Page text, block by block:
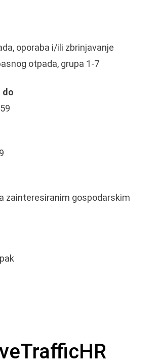
oporaba i/ili zbrinjavanje
otpada, grupa 1-7
do
zainteresiranim gospodarskim